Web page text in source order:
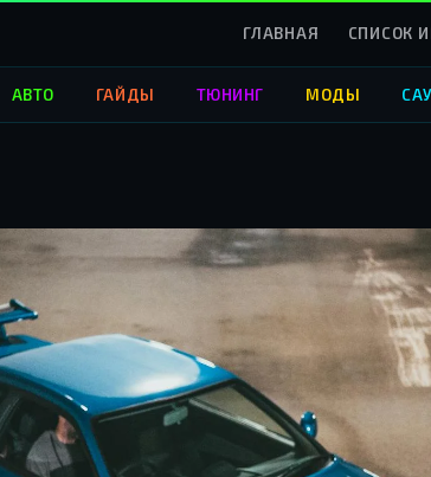
ГЛАВНАЯ СПИСОК
АВТО ГАЙДЫ ТЮНИНГ МОДЫ